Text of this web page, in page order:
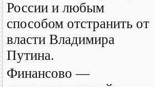
России и любым
способом отстранить от
власти Владимира
Путина.
Финансово —